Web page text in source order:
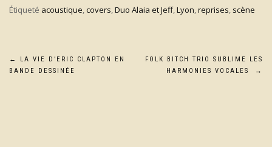
Étiqueté acoustique,covers,Duo Alaia et Jeff,Lyon,reprises, scène
Navigation
←
LA VIE D’ERIC CLAPTON EN
BANDE DESSINÉE
FOLK BITCH TRIO SUBLIME LES
HARMONIES VOCALES
→